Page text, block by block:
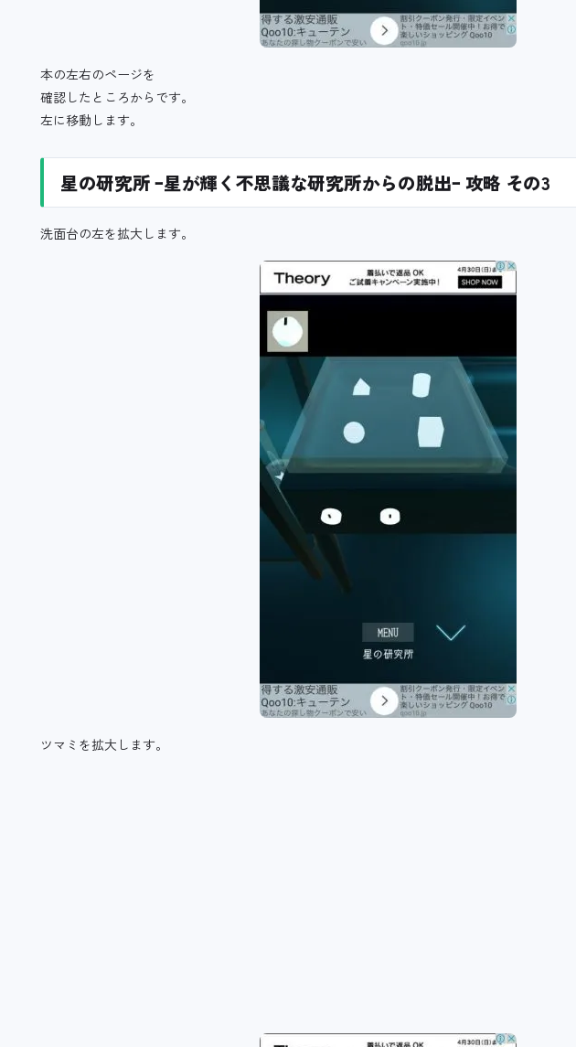
本の左右のページを
確認したところからです。
左に移動します。
星の研究所 ｰ星が輝く不思議な研究所からの脱出ｰ 攻略 その3
洗面台の左を拡大します。
ツマミを拡大します。